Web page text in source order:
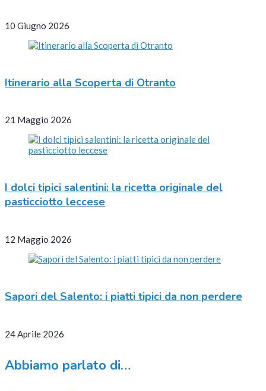
10 Giugno 2026
Itinerario alla Scoperta di Otranto
21 Maggio 2026
I dolci tipici salentini: la ricetta originale del
pasticciotto leccese
12 Maggio 2026
Sapori del Salento: i piatti tipici da non perdere
24 Aprile 2026
Abbiamo parlato di…